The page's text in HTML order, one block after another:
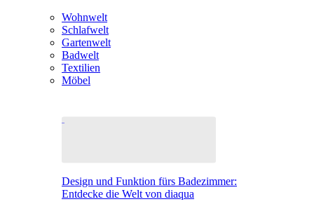
Wohnwelt
Schlafwelt
Gartenwelt
Badwelt
Textilien
Möbel
Design und Funktion fürs Badezimmer:
Entdecke die Welt von diaqua